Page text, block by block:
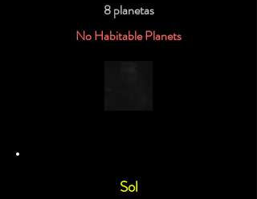
8 planetas
No Habitable Planets
Sol